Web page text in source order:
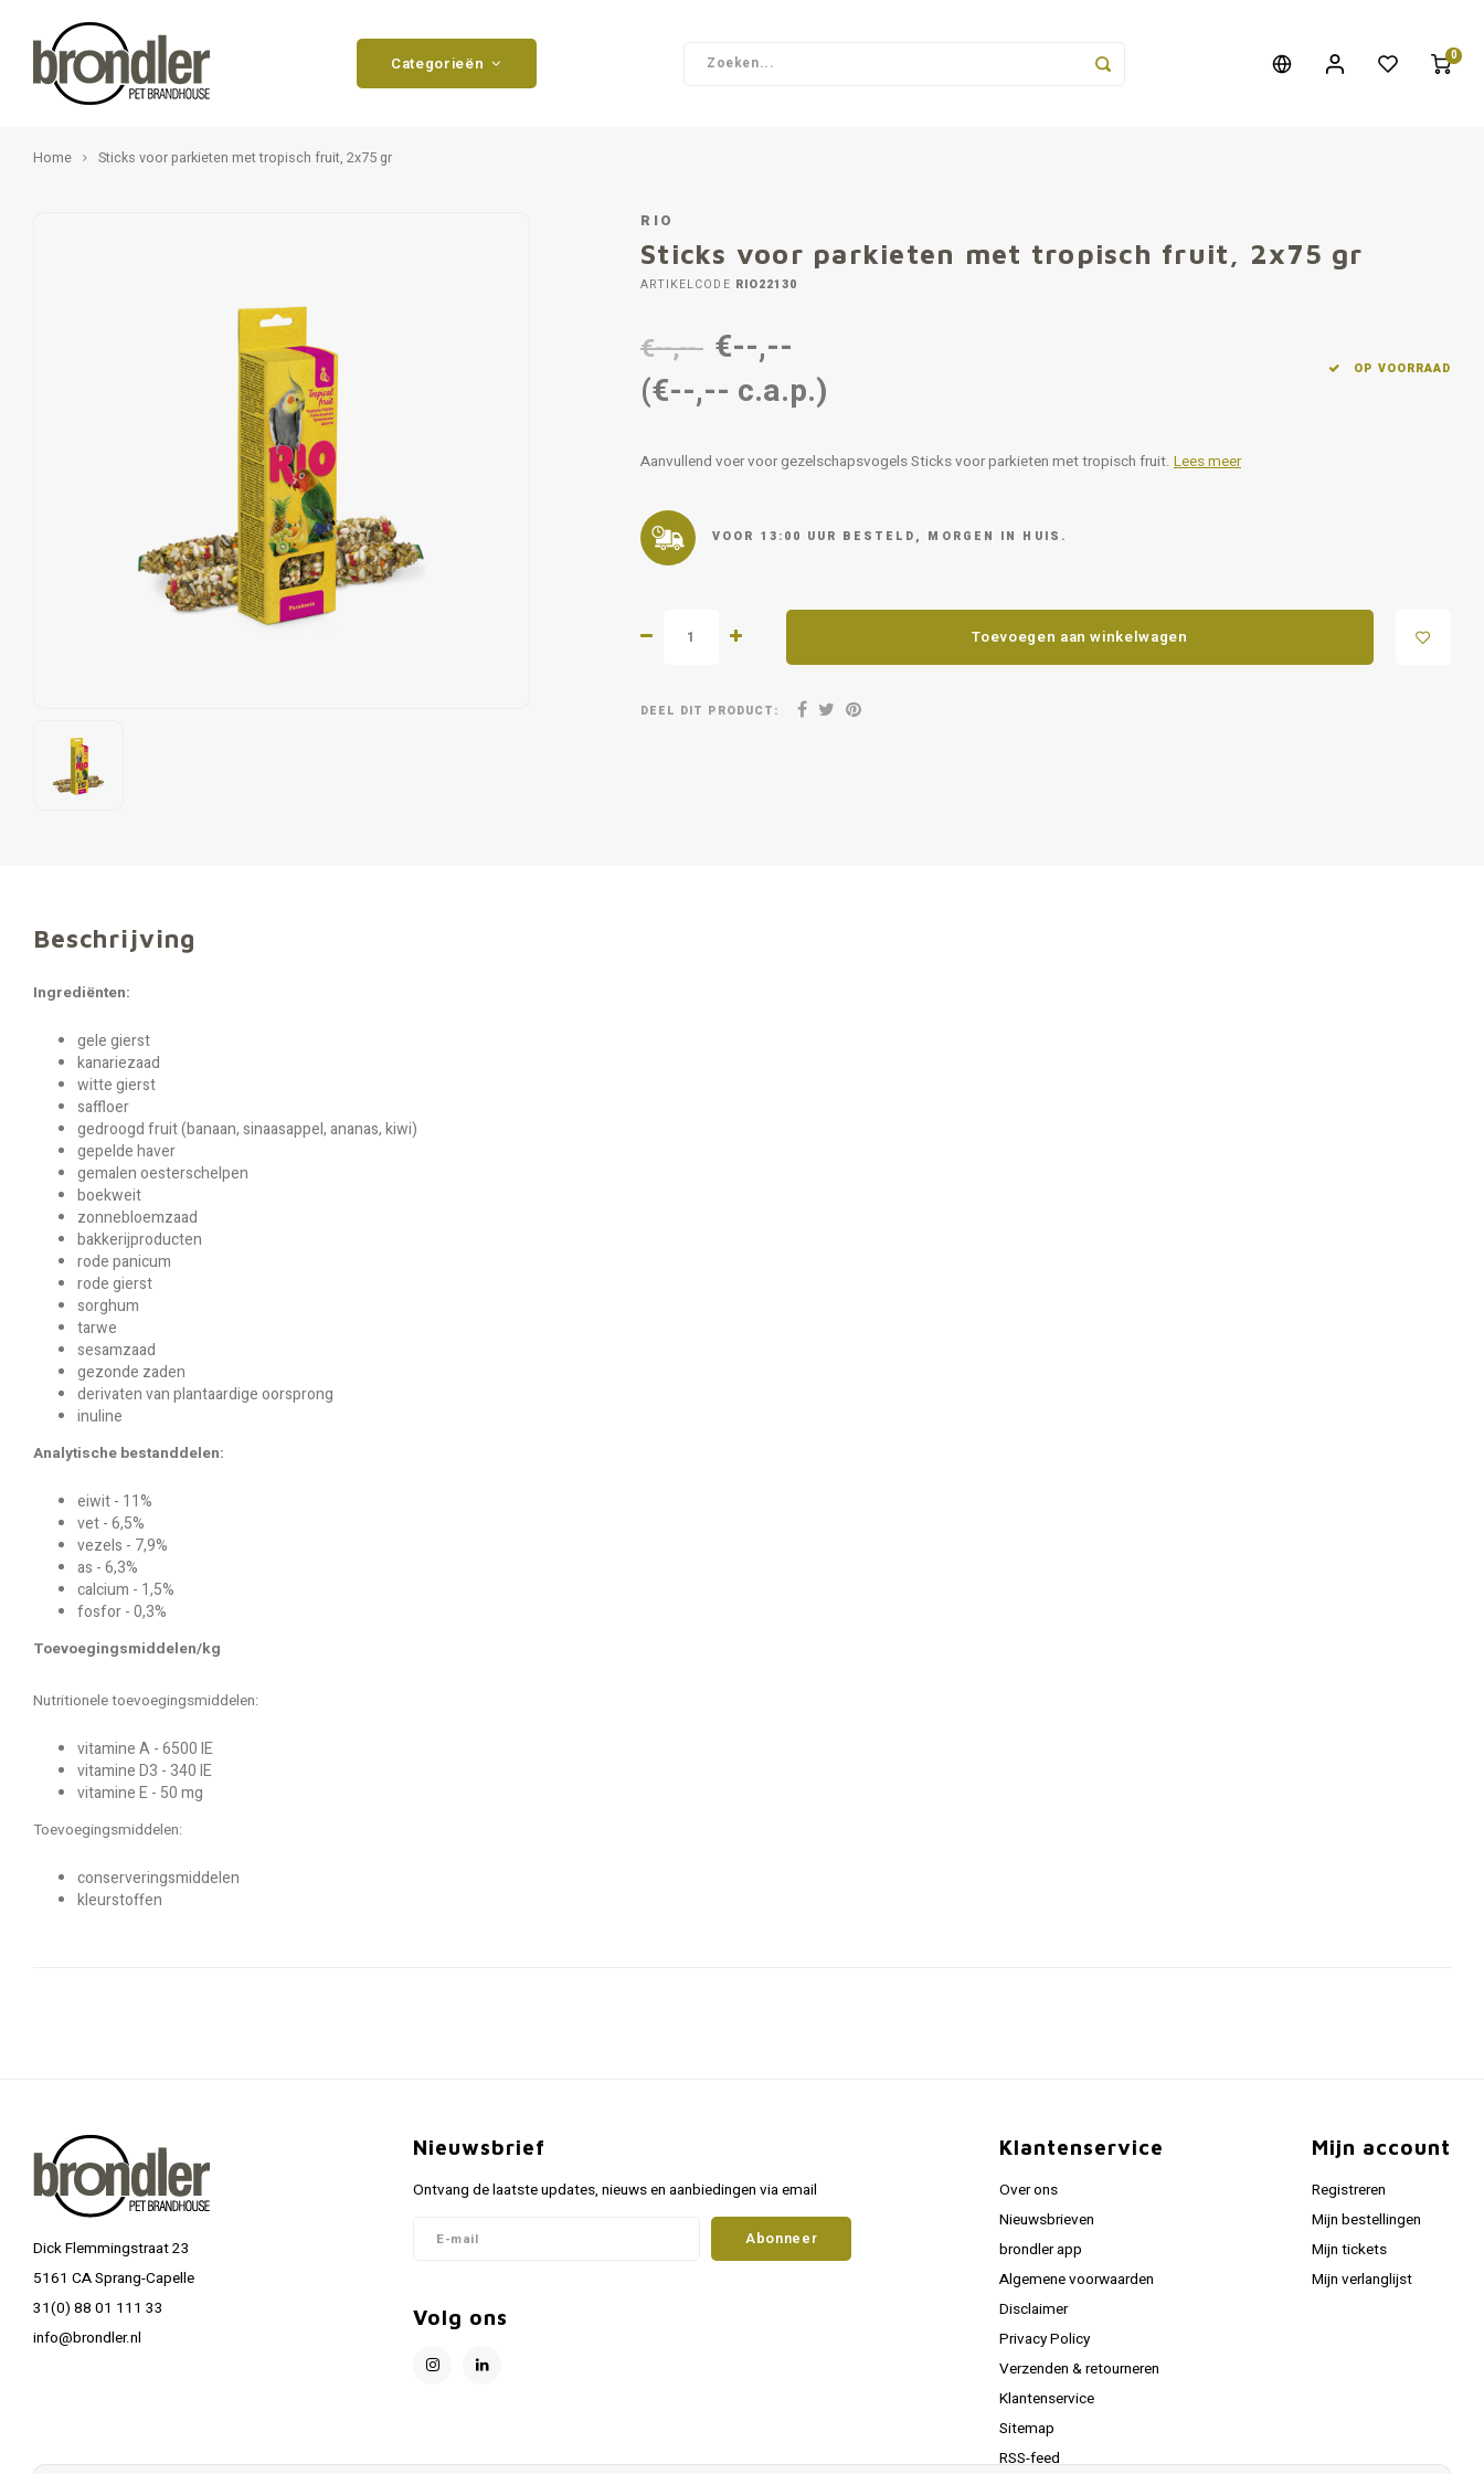
Categorieën 0
Home Sticks voor parkieten met tropisch fruit, 2x75 gr
RIO
Sticks voor parkieten met tropisch fruit, 2x75 gr
ARTIKELCODE RIO22130
€--,-- €--,--
(€--,-- c.a.p.)
OP VOORRAAD
Aanvullend voer voor gezelschapsvogels Sticks voor parkieten met tropisch fruit. Lees meer
VOOR 13:00 UUR BESTELD, MORGEN IN HUIS.
Toevoegen aan winkelwagen
DEEL DIT PRODUCT:
Beschrijving
Ingrediënten:
gele gierst
kanariezaad
witte gierst
saffloer
gedroogd fruit (banaan, sinaasappel, ananas, kiwi)
gepelde haver
gemalen oesterschelpen
boekweit
zonnebloemzaad
bakkerijproducten
rode panicum
rode gierst
sorghum
tarwe
sesamzaad
gezonde zaden
derivaten van plantaardige oorsprong
inuline
Analytische bestanddelen:
eiwit - 11%
vet - 6,5%
vezels - 7,9%
as - 6,3%
calcium - 1,5%
fosfor - 0,3%
Toevoegingsmiddelen/kg
Nutritionele toevoegingsmiddelen:
vitamine A - 6500 IE
vitamine D3 - 340 IE
vitamine E - 50 mg
Toevoegingsmiddelen:
conserveringsmiddelen
kleurstoffen
Dick Flemmingstraat 23
5161 CA Sprang-Capelle
31(0) 88 01 111 33
info@brondler.nl
Nieuwsbrief
Ontvang de laatste updates, nieuws en aanbiedingen via email
Abonneer
Volg ons
Klantenservice
Over ons
Nieuwsbrieven
brondler app
Algemene voorwaarden
Disclaimer
Privacy Policy
Verzenden & retourneren
Klantenservice
Sitemap
RSS-feed
Mijn account
Registreren
Mijn bestellingen
Mijn tickets
Mijn verlanglijst